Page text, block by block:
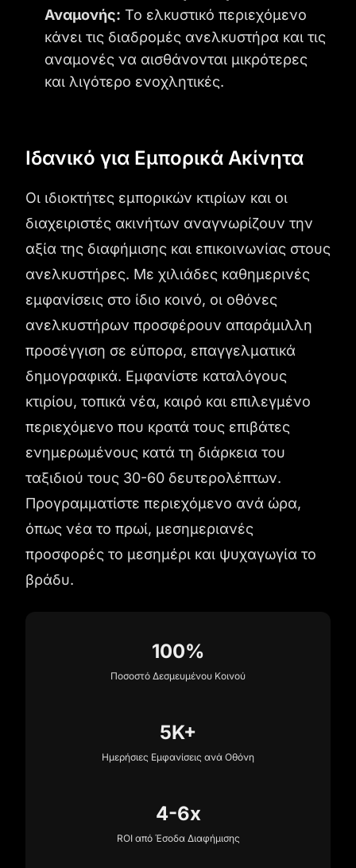
Αναμονής: Το ελκυστικό περιεχόμενο
κάνει τις διαδρομές ανελκυστήρα και τις
αναμονές να αισθάνονται μικρότερες
και λιγότερο ενοχλητικές.
Ιδανικό για Εμπορικά Ακίνητα
Οι ιδιοκτήτες εμπορικών κτιρίων και οι
διαχειριστές ακινήτων αναγνωρίζουν την
αξία της διαφήμισης και επικοινωνίας στους
ανελκυστήρες. Με χιλιάδες καθημερινές
εμφανίσεις στο ίδιο κοινό, οι οθόνες
ανελκυστήρων προσφέρουν απαράμιλλη
προσέγγιση σε εύπορα, επαγγελματικά
δημογραφικά. Εμφανίστε καταλόγους
κτιρίου, τοπικά νέα, καιρό και επιλεγμένο
περιεχόμενο που κρατά τους επιβάτες
ενημερωμένους κατά τη διάρκεια του
ταξιδιού τους 30-60 δευτερολέπτων.
Προγραμματίστε περιεχόμενο ανά ώρα,
όπως νέα το πρωί, μεσημεριανές
προσφορές το μεσημέρι και ψυχαγωγία το
βράδυ.
100%
Ποσοστό Δεσμευμένου Κοινού
5K+
Ημερήσιες Εμφανίσεις ανά Οθόνη
4-6x
ROI από Έσοδα Διαφήμισης